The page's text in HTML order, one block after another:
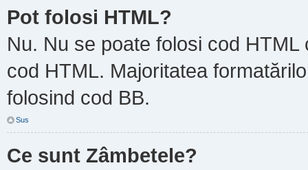
Pot folosi HTML?
Nu. Nu se poate folosi cod
cod HTML. Majoritatea
folosind cod BB.
Sus
Ce sunt Zâmbetele?